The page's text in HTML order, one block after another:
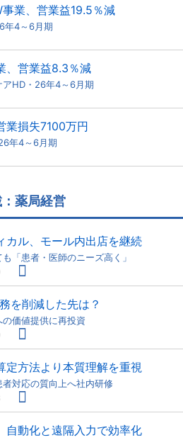
業、営業益19.5％減
年4～6月期
、営業益8.3％減
アHD・26年4～6月期
業損失7100万円
年4～6月期
薬局経営
カル、モール内出店を継続
「患者・医師のニーズ高く」
を削減した先は？
価値提供に再投資
定方法より本質理解を重視
対応の質向上へ社内研修
自動化と遠隔入力で効率化